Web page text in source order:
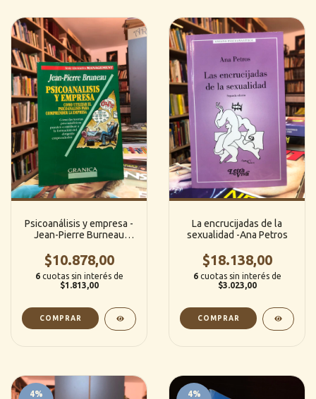
Psicoanálisis y empresa -
Jean-Pierre Burneau
$10.878,00
6 cuotas sin interés de
$1.813,00
La encrucijadas de la
sexualidad -Ana Petros
$18.138,00
6 cuotas sin interés de
$3.023,00
4%
4%